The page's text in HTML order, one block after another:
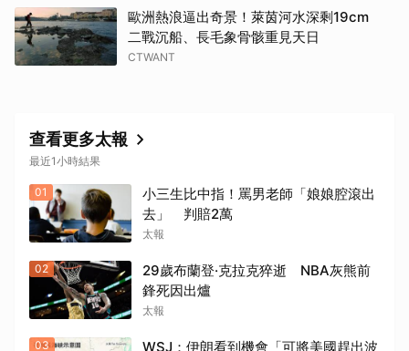
歐洲熱浪逼出奇景！萊茵河水深剩19cm
二戰沉船、長毛象骨骸重見天日
CTWANT
查看更多太報
最近1小時結果
01
小三生比中指！罵男老師「娘娘腔滾出
去」 判賠2萬
太報
02
29歲布蘭登·克拉克猝逝 NBA灰熊前
鋒死因出爐
太報
03
WSJ：伊朗看到機會「可將美國趕出波